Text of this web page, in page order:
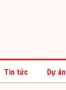
Tin tức Dự án